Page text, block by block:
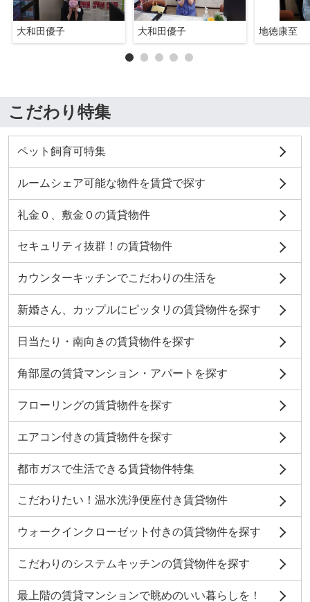
大和田優子 大和田優子 地徳康至
こだわり特集
ペット飼育可特集
ルームシェア可能な物件を賃貸で探す
礼金０、敷金０の賃貸物件
セキュリティ抜群！の賃貸物件
カウンターキッチンでこだわりの生活を
新婚さん、カップルにピッタリの賃貸物件を探す
日当たり・南向きの賃貸物件を探す
角部屋の賃貸マンション・アパートを探す
フローリングの賃貸物件を探す
エアコン付きの賃貸物件を探す
都市ガスで生活できる賃貸物件特集
こだわりたい！温水洗浄便座付き賃貸物件
ウォークインクローゼット付きの賃貸物件を探す
こだわりのシステムキッチンの賃貸物件を探す
最上階の賃貸マンションで眺めのいい暮らしを！